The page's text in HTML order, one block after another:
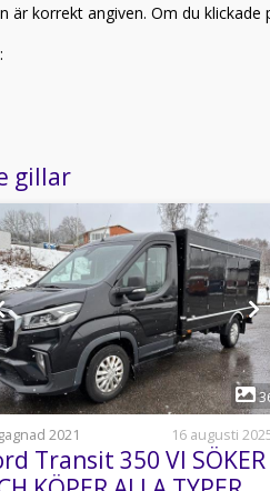
är korrekt angiven. Om du
gillar
1
2021
16 augusti
Transit 350 VI SÖKER